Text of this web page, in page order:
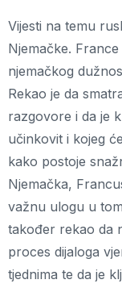
Vijesti na temu
Njemačke.
njemačkog
Rekao je da
razgovore i da je
učinkovit i kojeg
kako postoje
Njemačka,
važnu ulogu u
također rekao da
proces dijaloga
tjednima te da je